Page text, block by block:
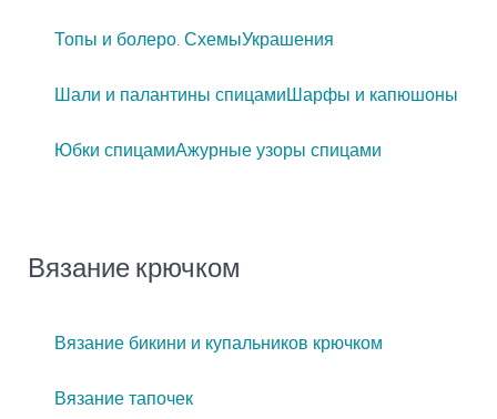
Топы и болеро. СхемыУкрашения
Шали и палантины спицамиШарфы и капюшоны
Юбки спицамиАжурные узоры спицами
Вязание крючком
Вязание бикини и купальников крючком
Вязание тапочек